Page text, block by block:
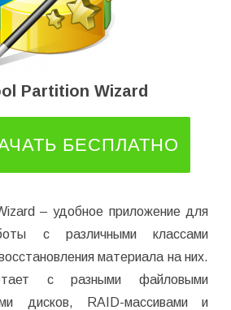
Partition Wizard
БЕСПЛАТНО
– удобное приложение для
с различными классами
материала на них.
с разными файловыми
дисков, RAID-массивами и